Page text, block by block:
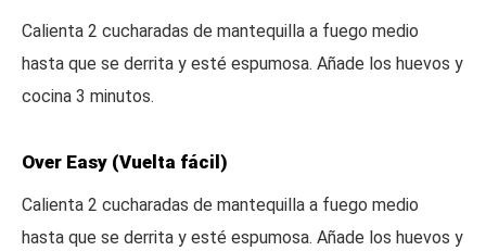
Calienta 2 cucharadas de mantequilla a fuego medio
hasta que se derrita y esté espumosa. Añade los huevos y
cocina 3 minutos.
Over Easy (Vuelta fácil)
Calienta 2 cucharadas de mantequilla a fuego medio
hasta que se derrita y esté espumosa. Añade los huevos y